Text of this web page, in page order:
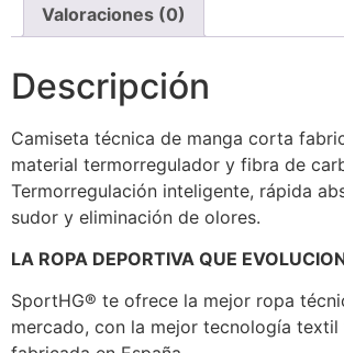
Valoraciones (0)
Descripción
Camiseta técnica de manga corta
material termorregulador y fibra de
Termorregulación inteligente, rápida
sudor y eliminación de olores.
LA ROPA DEPORTIVA QUE
SportHG® te ofrece la mejor ropa
mercado, con la mejor tecnología textil